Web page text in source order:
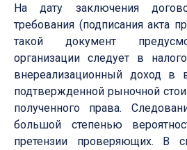
На дату заключения
требования (подписания акта
такой документ
организации следует в
внереализационный доход в
подтвержденной рыночной
полученного права.
большой степенью
претензии проверяющих. В